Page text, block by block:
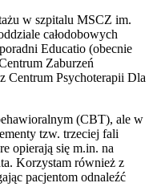
w szpitalu MSCZ im.
całodobowych
Educatio (obecnie
Zaburzeń
Centrum Psychoterapii Dla
(CBT), ale w
tzw. trzeciej fali
opierają się m.in. na
Korzystam również z
pacjentom odnaleźć